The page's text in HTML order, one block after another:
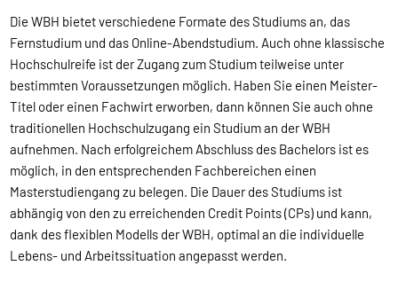
Die WBH bietet verschiedene Formate des Studiums an, das
Fernstudium und das Online-Abendstudium. Auch ohne klassische
Hochschulreife ist der Zugang zum Studium teilweise unter
bestimmten Voraussetzungen möglich. Haben Sie einen Meister-
Titel oder einen Fachwirt erworben, dann können Sie auch ohne
traditionellen Hochschulzugang ein Studium an der WBH
aufnehmen. Nach erfolgreichem Abschluss des Bachelors ist es
möglich, in den entsprechenden Fachbereichen einen
Masterstudiengang zu belegen. Die Dauer des Studiums ist
abhängig von den zu erreichenden Credit Points (CPs) und kann,
dank des flexiblen Modells der WBH, optimal an die individuelle
Lebens- und Arbeitssituation angepasst werden.